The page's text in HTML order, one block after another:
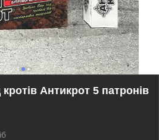
Антикрот 5 патронів